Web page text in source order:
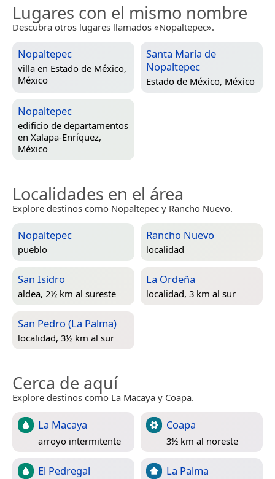
Lugares con el mismo nombre
Descubra otros lugares llamados «Nopaltepec».
Nopaltepec
villa en Estado de México,
México
Santa María de
Nopaltepec
Estado de México, México
Nopaltepec
edificio de departamentos
en Xalapa-Enríquez,
México
Localidades en el área
Explore destinos como Nopaltepec y Rancho Nuevo.
Nopaltepec
pueblo
Rancho Nuevo
localidad
San Isidro
aldea, 2½ km al sureste
La Ordeña
localidad, 3 km al sur
San Pedro (La Palma)
localidad, 3½ km al sur
Cerca de aquí
Explore destinos como La Macaya y Coapa.
La Macaya
arroyo intermitente
Coapa
3½ km al noreste
El Pedregal La Palma